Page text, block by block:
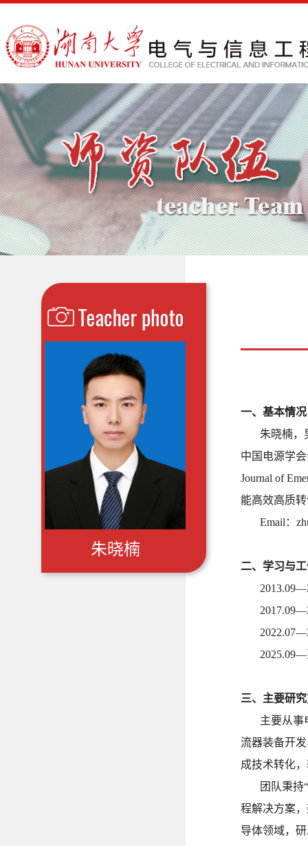
朱晓楠
一、基本情况
朱晓楠，
中国电源学
Journal of
能高效高质
Email ：
二、学习与
2025.09—
三、主要研
主要从事
流器装备开
成技术转化
团队秉
程解决方案
导体领域，